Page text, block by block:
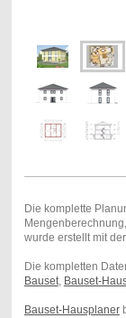
Die komplette
wurde erstellt mit
Die kompletten
Bauset, Bauset-
Bauset-Hausplaner